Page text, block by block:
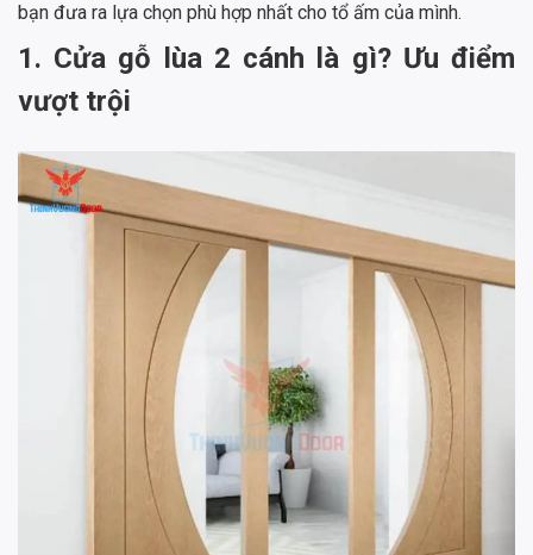
bạn đưa ra lựa chọn phù hợp nhất cho tổ ấm của mình.
1. Cửa gỗ lùa 2 cánh là gì? Ưu điểm
vượt trội